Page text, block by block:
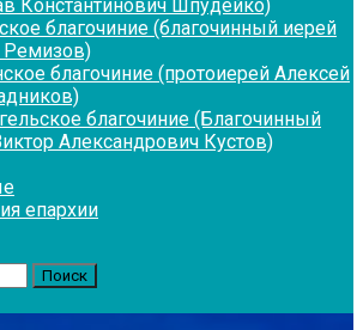
Константинович Шпудейко)
благочиние (благочинный иерей
Ремизов)
благочиние (протоиерей Алексей
благочиние (Благочинный
Александрович Кустов)
епархии